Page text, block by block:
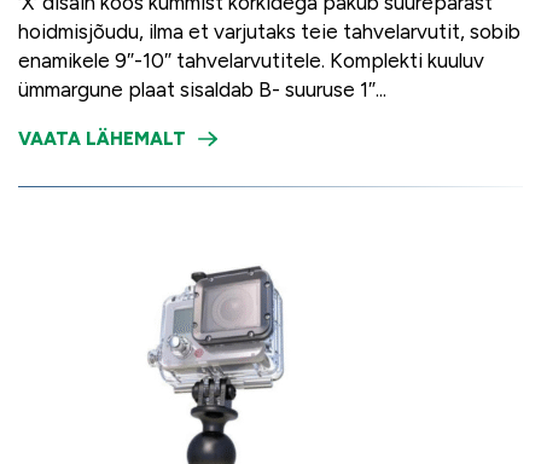
hoidmisjõudu, ilma et varjutaks teie tahvelarvutit, sobib
enamikele 9″-10″ tahvelarvutitele. Komplekti kuuluv
ümmargune plaat sisaldab B- suuruse 1″...
VAATA LÄHEMALT